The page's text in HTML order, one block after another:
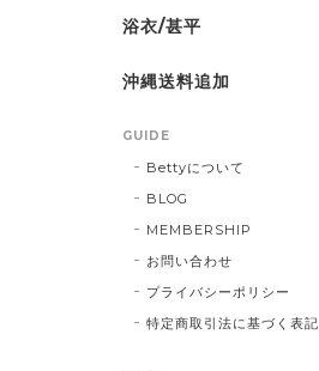
浴衣/甚平
沖縄送料追加
GUIDE
Bettyについて
BLOG
MEMBERSHIP
お問い合わせ
プライバシーポリシー
特定商取引法に基づく表記